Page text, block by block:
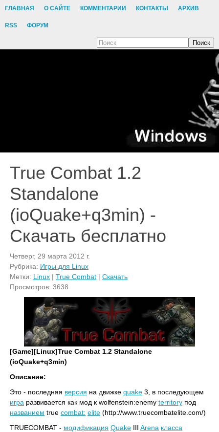
ГЛАВНАЯ О САЙТЕ КОММЕНТАРИИ КОНТАКТЫ АРХИВ
RSS ФОРУМ
Поиск
True Combat 1.2
Standalone
(ioQuake+q3min) -
Скачать бесплатно
Четверг, 29 марта 2012 г.
Рубрика: Игры для Linux
Метки: Linux | True Combat | Скачать
Просмотров: 3638
[Game][Linux]True Combat 1.2 Standalone
(ioQuake+q3min)
Описание:
Это - последняя версия на движке quake 3, в последующем
игра развивается как мод к wolfenstein:enemy territory под
названием true combat: elite (http://www.truecombatelite.com/)
TRUECOMBAT - модификация Quake III Arena класса